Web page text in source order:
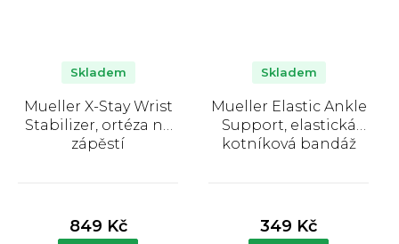
Mueller X-Stay Wrist
Stabilizer, ortéza na
zápěstí
produktu
je
Skladem
849 Kč
Mueller Elastic Ankle
Support, elastická
kotníková bandáž
produktu
je
Skladem
349 Kč